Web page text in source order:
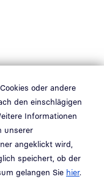
oder andere
den einschlägigen
Informationen
unserer
angeklickt wird,
speichert, ob der
gelangen Sie hier.